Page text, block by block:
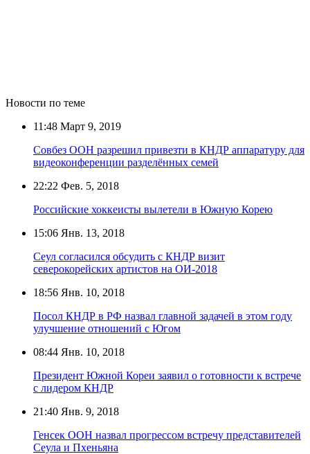
Новости по теме
11:48 Март 9, 2019
Совбез ООН разрешил привезти в КНДР аппаратуру для
видеоконференции разделённых семей
22:22 Фев. 5, 2018
Российские хоккеисты вылетели в Южную Корею
15:06 Янв. 13, 2018
Сеул согласился обсудить с КНДР визит
северокорейских артистов на ОИ-2018
18:56 Янв. 10, 2018
Посол КНДР в РФ назвал главной задачей в этом году
улучшение отношений с Югом
08:44 Янв. 10, 2018
Президент Южной Кореи заявил о готовности к встрече
с лидером КНДР
21:40 Янв. 9, 2018
Генсек ООН назвал прогрессом встречу представителей
Сеула и Пхеньяна